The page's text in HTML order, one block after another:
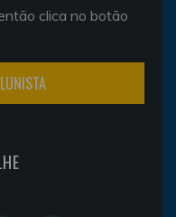
clica no botão